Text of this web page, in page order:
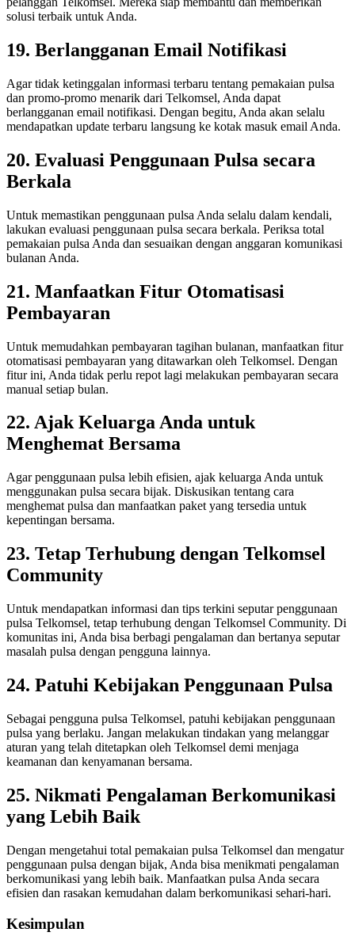
solusi terbaik untuk Anda.
19. Berlangganan Email Notifikasi
Agar tidak ketinggalan informasi terbaru tentang pemakaian pulsa
dan promo-promo menarik dari Telkomsel, Anda dapat
berlangganan email notifikasi. Dengan begitu, Anda akan selalu
mendapatkan update terbaru langsung ke kotak masuk email Anda.
20. Evaluasi Penggunaan Pulsa secara
Berkala
Untuk memastikan penggunaan pulsa Anda selalu dalam kendali,
lakukan evaluasi penggunaan pulsa secara berkala. Periksa total
pemakaian pulsa Anda dan sesuaikan dengan anggaran komunikasi
bulanan Anda.
21. Manfaatkan Fitur Otomatisasi
Pembayaran
Untuk memudahkan pembayaran tagihan bulanan, manfaatkan fitur
otomatisasi pembayaran yang ditawarkan oleh Telkomsel. Dengan
fitur ini, Anda tidak perlu repot lagi melakukan pembayaran secara
manual setiap bulan.
22. Ajak Keluarga Anda untuk
Menghemat Bersama
Agar penggunaan pulsa lebih efisien, ajak keluarga Anda untuk
menggunakan pulsa secara bijak. Diskusikan tentang cara
menghemat pulsa dan manfaatkan paket yang tersedia untuk
kepentingan bersama.
23. Tetap Terhubung dengan Telkomsel
Community
Untuk mendapatkan informasi dan tips terkini seputar penggunaan
pulsa Telkomsel, tetap terhubung dengan Telkomsel Community. Di
komunitas ini, Anda bisa berbagi pengalaman dan bertanya seputar
masalah pulsa dengan pengguna lainnya.
24. Patuhi Kebijakan Penggunaan Pulsa
Sebagai pengguna pulsa Telkomsel, patuhi kebijakan penggunaan
pulsa yang berlaku. Jangan melakukan tindakan yang melanggar
aturan yang telah ditetapkan oleh Telkomsel demi menjaga
keamanan dan kenyamanan bersama.
25. Nikmati Pengalaman Berkomunikasi
yang Lebih Baik
Dengan mengetahui total pemakaian pulsa Telkomsel dan mengatur
penggunaan pulsa dengan bijak, Anda bisa menikmati pengalaman
berkomunikasi yang lebih baik. Manfaatkan pulsa Anda secara
efisien dan rasakan kemudahan dalam berkomunikasi sehari-hari.
Kesimpulan